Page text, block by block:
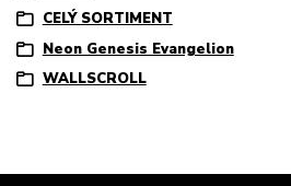
CELÝ SORTIMENT
Neon Genesis Evangelion
WALLSCROLL